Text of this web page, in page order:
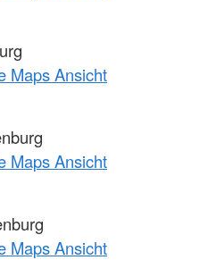
Maps Ansicht
Maps Ansicht
Maps Ansicht